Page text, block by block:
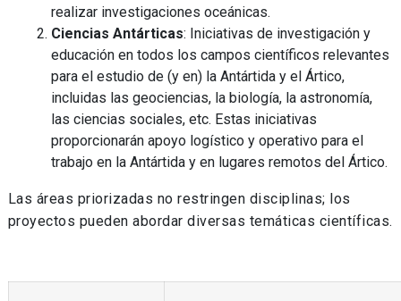
realizar investigaciones oceánicas.
Ciencias Antárticas: Iniciativas de investigación y
educación en todos los campos científicos relevantes
para el estudio de (y en) la Antártida y el Ártico,
incluidas las geociencias, la biología, la astronomía,
las ciencias sociales, etc. Estas iniciativas
proporcionarán apoyo logístico y operativo para el
trabajo en la Antártida y en lugares remotos del Ártico.
Las áreas priorizadas no restringen disciplinas; los
proyectos pueden abordar diversas temáticas científicas.